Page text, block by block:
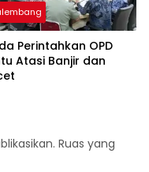
Perintahkan OPD
Atasi Banjir dan
Ruas yang